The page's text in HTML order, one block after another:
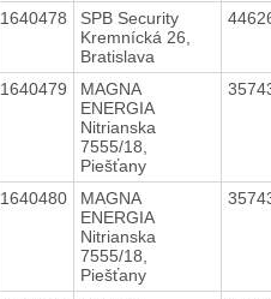
1640478
SPB Security
Kremnícká 26,
Bratislava
1640479
MAGNA
ENERGIA
Nitrianska
7555/18,
Piešťany
1640480
MAGNA
ENERGIA
Nitrianska
7555/18,
Piešťany